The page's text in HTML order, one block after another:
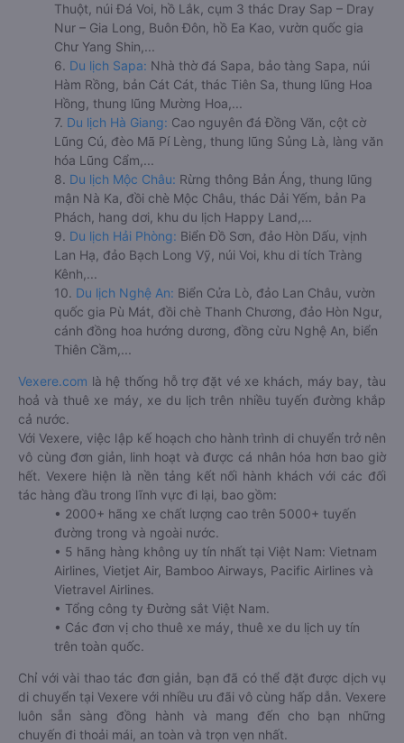
Thuột, núi Đá Voi, hồ Lắk, cụm 3 thác Dray Sap – Dray
Nur – Gia Long, Buôn Đôn, hồ Ea Kao, vườn quốc gia
Chư Yang Shin,...
6. Du lịch Sapa: Nhà thờ đá Sapa, bảo tàng Sapa, núi
Hàm Rồng, bản Cát Cát, thác Tiên Sa, thung lũng Hoa
Hồng, thung lũng Mường Hoa,...
7. Du lịch Hà Giang: Cao nguyên đá Đồng Văn, cột cờ
Lũng Cú, đèo Mã Pí Lèng, thung lũng Sủng Là, làng văn
hóa Lũng Cẩm,...
8. Du lịch Mộc Châu: Rừng thông Bản Áng, thung lũng
mận Nà Ka, đồi chè Mộc Châu, thác Dải Yếm, bản Pa
Phách, hang dơi, khu du lịch Happy Land,...
9. Du lịch Hải Phòng: Biển Đồ Sơn, đảo Hòn Dấu, vịnh
Lan Hạ, đảo Bạch Long Vỹ, núi Voi, khu di tích Tràng
Kênh,...
10. Du lịch Nghệ An: Biển Cửa Lò, đảo Lan Châu, vườn
quốc gia Pù Mát, đồi chè Thanh Chương, đảo Hòn Ngư,
cánh đồng hoa hướng dương, đồng cừu Nghệ An, biển
Thiên Cầm,...
Vexere.com là hệ thống hỗ trợ đặt vé xe khách, máy bay, tàu
hoả và thuê xe máy, xe du lịch trên nhiều tuyến đường khắp
cả nước.
Với Vexere, việc lập kế hoạch cho hành trình di chuyển trở nên
vô cùng đơn giản, linh hoạt và được cá nhân hóa hơn bao giờ
hết. Vexere hiện là nền tảng kết nối hành khách với các đối
tác hàng đầu trong lĩnh vực đi lại, bao gồm:
• 2000+ hãng xe chất lượng cao trên 5000+ tuyến
đường trong và ngoài nước.
• 5 hãng hàng không uy tín nhất tại Việt Nam: Vietnam
Airlines, Vietjet Air, Bamboo Airways, Pacific Airlines và
Vietravel Airlines.
• Tổng công ty Đường sắt Việt Nam.
• Các đơn vị cho thuê xe máy, thuê xe du lịch uy tín
trên toàn quốc.
Chỉ với vài thao tác đơn giản, bạn đã có thể đặt được dịch vụ
di chuyển tại Vexere với nhiều ưu đãi vô cùng hấp dẫn. Vexere
luôn sẵn sàng đồng hành và mang đến cho bạn những
chuyến đi thoải mái, an toàn và trọn vẹn nhất.